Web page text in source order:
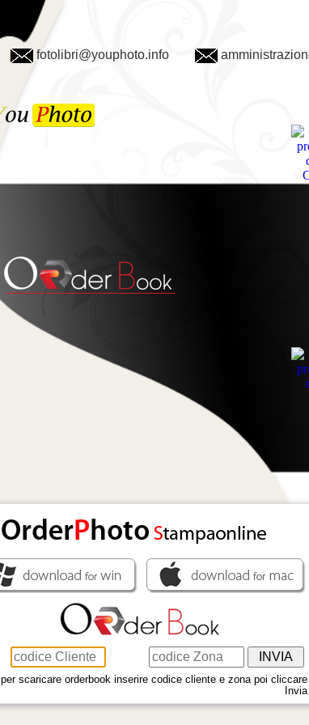
per scaricare orderbook inserire codice cliente e zona poi cliccare
Invia
fotolibri@youphoto.info